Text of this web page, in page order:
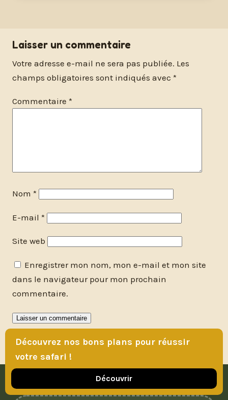
Laisser un commentaire
Votre adresse e-mail ne sera pas publiée. Les
champs obligatoires sont indiqués avec *
Commentaire *
Nom *
E-mail *
Site web
Enregistrer mon nom, mon e-mail et mon site
dans le navigateur pour mon prochain
commentaire.
Découvrez nos bons plans pour réussir
votre safari !
Découvrir